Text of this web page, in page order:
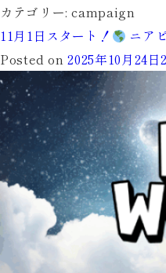
カテゴリー:campaign
11月1日スタート！
ニア
Posted on2025年10月24日